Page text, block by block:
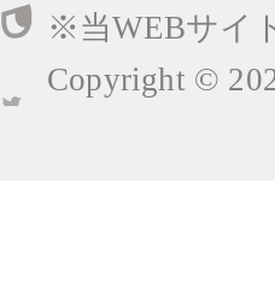
※当WEBサイ
Copyright ©